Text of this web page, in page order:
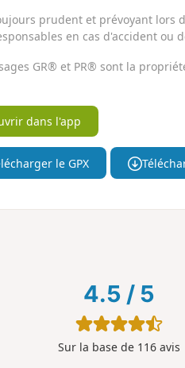
prudent et prévoyant lors
en cas d'accident ou
GR® et PR® sont la
dans l'app
le GPX
4.5 / 5
Sur la base de 116avis